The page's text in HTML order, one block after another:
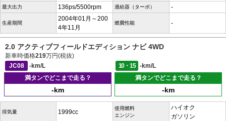
最大出力 136ps/5500rpm 過給器（ターボ） -
生産期間
2004年01月～200
4年11月
燃費性能 -
2.0 アクティブフィールドエディション ナビ 4WD
新車時価格219万円(税抜)
JC08
-km/L 10・15
-km/L
満タンでどこまで走る？
-km
満タンでどこまで走る？
-km
排気量 1999cc
使用燃料
エンジン
ハイオク
ガソリン